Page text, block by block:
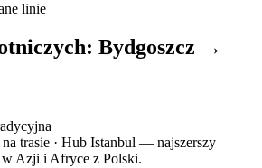
linie
Bydgoszcz →
trasie · Hub Istanbul — najszerszy
Azji i Afryce z Polski.